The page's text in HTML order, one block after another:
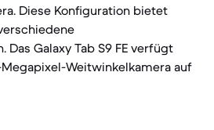
Diese Konfiguration bietet
Galaxy Tab S9 FE verfügt
Weitwinkelkamera auf